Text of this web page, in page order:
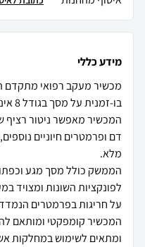
מידע כללי
מכשיר מעקב רפואי מתקדם
המכשיר מאפשר ניטור רציף
דם ופרמטרים חיוניים
הממשק כולל מסך מגע
לפונקציות השונות
המכשיר קומפקטי ומותאם